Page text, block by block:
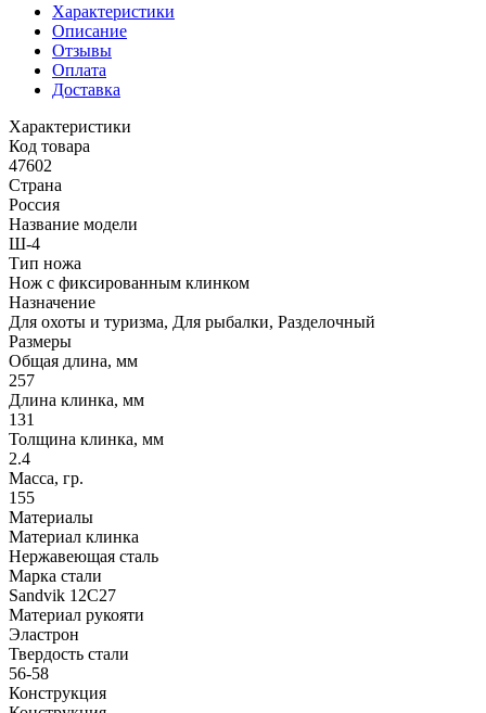
Характеристики
Описание
Отзывы
Оплата
Доставка
Характеристики
Код товара
47602
Страна
Россия
Название модели
Ш-4
Тип ножа
Нож с фиксированным клинком
Назначение
Для охоты и туризма, Для рыбалки, Разделочный
Размеры
Общая длина, мм
257
Длина клинка, мм
131
Толщина клинка, мм
2.4
Масса, гр.
155
Материалы
Материал клинка
Нержавеющая сталь
Марка стали
Sandvik 12C27
Материал рукояти
Эластрон
Твердость стали
56-58
Конструкция